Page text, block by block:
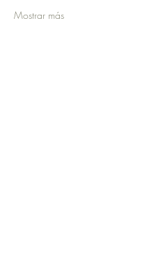
Mostrar más